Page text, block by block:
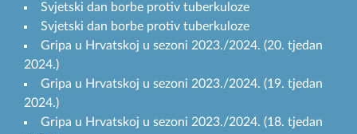
Svjetski dan borbe protiv tuberkuloze
Svjetski dan borbe protiv tuberkuloze
Gripa u Hrvatskoj u sezoni 2023./2024. (20. tjedan
2024.)
Gripa u Hrvatskoj u sezoni 2023./2024. (19. tjedan
2024.)
Gripa u Hrvatskoj u sezoni 2023./2024. (18. tjedan